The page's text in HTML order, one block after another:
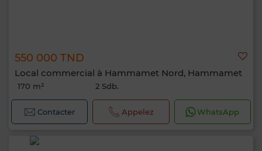
550 000 TND
Local commercial à Hammamet Nord, Hammamet
170 m² 2 Sdb.
Contacter Appelez WhatsApp